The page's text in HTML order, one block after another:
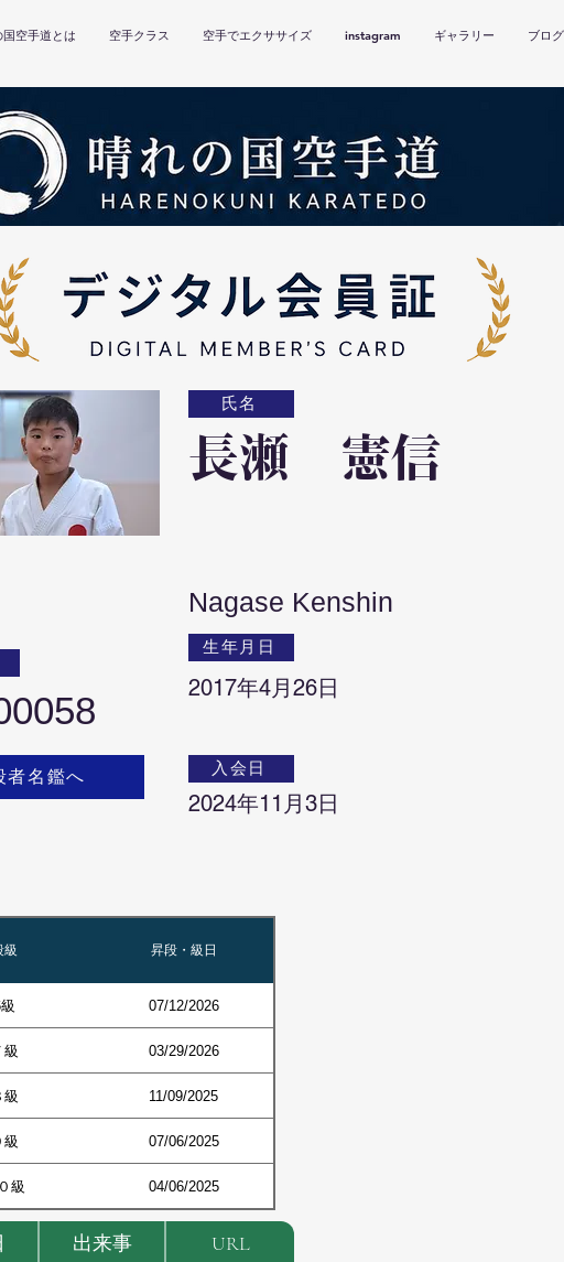
空手道とは 空手クラス 空手でエクササイズ instagram ギャラリー ブログ
氏名
長瀬 憲信
Nagase Kenshin
者名鑑へ
生年月日
2017年4月26日
入会日
2024年11月3日
級 昇段・級日
07/12/2026
級 03/29/2026
級 11/09/2025
級 07/06/2025
級 04/06/2025
出来事 URL